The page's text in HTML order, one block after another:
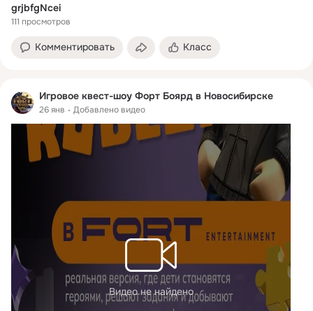
grjbfgNcei
111 просмотров
Комментировать Класс
Игровое квест-шоу Форт Боярд в Новосибирске
26 янв Добавлено видео
Видео не найдено